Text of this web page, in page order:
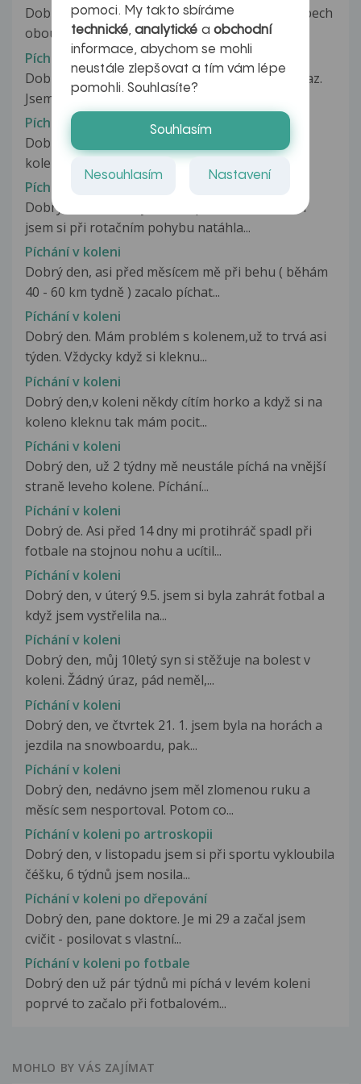
Dobrý den, už dva týdny pociťuji píchání v kloubech
obou rukou i v konečcích...
Píchání v koleně, otok po poranění menisku
Dobrý den, opět bych Vás chtěla požádat o dotaz.
Jsem 2 měsíce po úraze kolene...
Píchani v kolenech
Dobrý den, Uz me 3 dny neustále picha uvnitř
kolen, i v klidném stavu. Navíc...
Píchání v koleni
Dobrý den.Chtěla bych se zeptat.Před měsícem
jsem si při rotačním pohybu natáhla...
Píchání v koleni
Dobrý den, asi před měsícem mě při behu ( běhám
40 - 60 km tydně ) zacalo píchat...
Píchání v koleni
Dobrý den. Mám problém s kolenem,už to trvá asi
týden. Vždycky když si kleknu...
Píchání v koleni
Dobrý den,v koleni někdy cítím horko a když si na
koleno kleknu tak mám pocit...
Pícháni v koleni
Dobrý den, už 2 týdny mě neustále píchá na vnější
straně leveho kolene. Píchání...
Píchání v koleni
Dobrý de. Asi před 14 dny mi protihráč spadl při
fotbale na stojnou nohu a ucítil...
Píchání v koleni
Dobrý den, v úterý 9.5. jsem si byla zahrát fotbal a
když jsem vystřelila na...
Píchání v koleni
Dobrý den, můj 10letý syn si stěžuje na bolest v
koleni. Žádný úraz, pád neměl,...
Píchání v koleni
Dobrý den, ve čtvrtek 21. 1. jsem byla na horách a
jezdila na snowboardu, pak...
Píchání v koleni
Dobrý den, nedávno jsem měl zlomenou ruku a
měsíc sem nesportoval. Potom co...
Píchání v koleni po artroskopii
Dobrý den, v listopadu jsem si při sportu vykloubila
čéšku, 6 týdnů jsem nosila...
Píchání v koleni po dřepování
Dobrý den, pane doktore. Je mi 29 a začal jsem
cvičit - posilovat s vlastní...
Píchání v koleni po fotbale
Dobrý den už pár týdnů mi píchá v levém koleni
poprvé to začalo při fotbalovém...
MOHLO BY VÁS ZAJÍMAT
pomoci. My takto sbíráme
technické,analytické a obchodní
informace, abychom se mohli
neustále zlepšovat a tím vám lépe
pomohli. Souhlasíte?
Souhlasím
Nesouhlasím Nastavení